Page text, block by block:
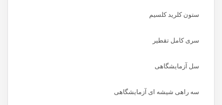
ستون کلرید کلسیم
سری کامل تقطیر
سل آزمایشگاهی
سه راهی شیشه ای آزمایشگاهی